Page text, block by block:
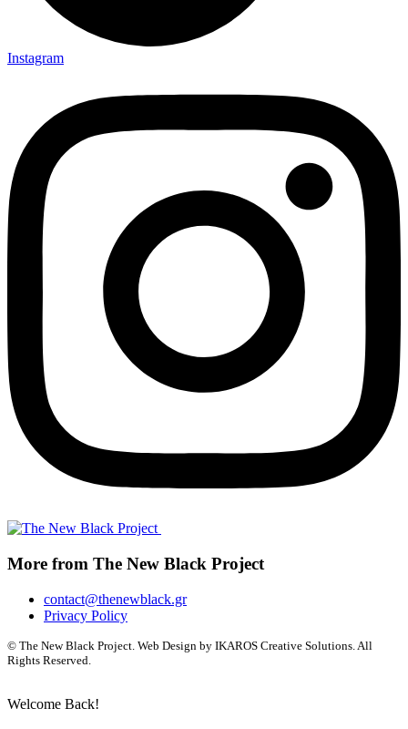
Instagram
More from The New Black Project
contact@thenewblack.gr
Privacy Policy
© The New Black Project. Web Design by IKAROS Creative Solutions. All
Rights Reserved.
Welcome Back!